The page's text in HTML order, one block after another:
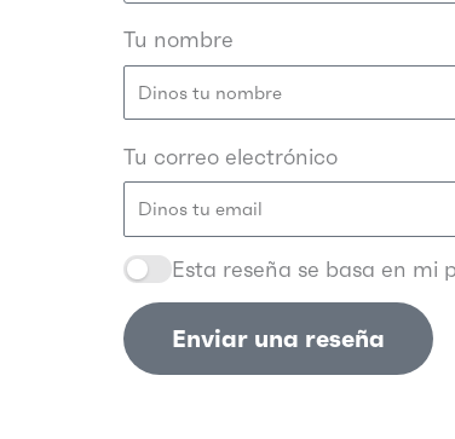
Tu nombre
Tu correo electrónico
Esta reseña se basa en mi
Enviar una reseña